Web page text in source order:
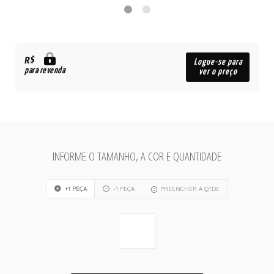
R$
para revenda
Logue-se para
ver o preço
INFORME O TAMANHO, A COR E QUANTIDADE
+1 PEÇA -1 PEÇA PREENCHER A QTDE